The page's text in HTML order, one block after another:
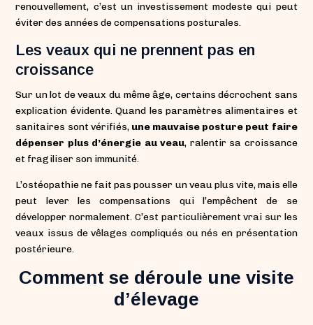
renouvellement, c’est un investissement modeste qui peut
éviter des années de compensations posturales.
Les veaux qui ne prennent pas en
croissance
Sur un lot de veaux du même âge, certains décrochent sans
explication évidente. Quand les paramètres alimentaires et
sanitaires sont vérifiés, une mauvaise posture peut faire
dépenser plus d’énergie au veau, ralentir sa croissance
et fragiliser son immunité.
L’ostéopathie ne fait pas pousser un veau plus vite, mais elle
peut lever les compensations qui l’empêchent de se
développer normalement. C’est particulièrement vrai sur les
veaux issus de vêlages compliqués ou nés en présentation
postérieure.
Comment se déroule une visite
d’élevage